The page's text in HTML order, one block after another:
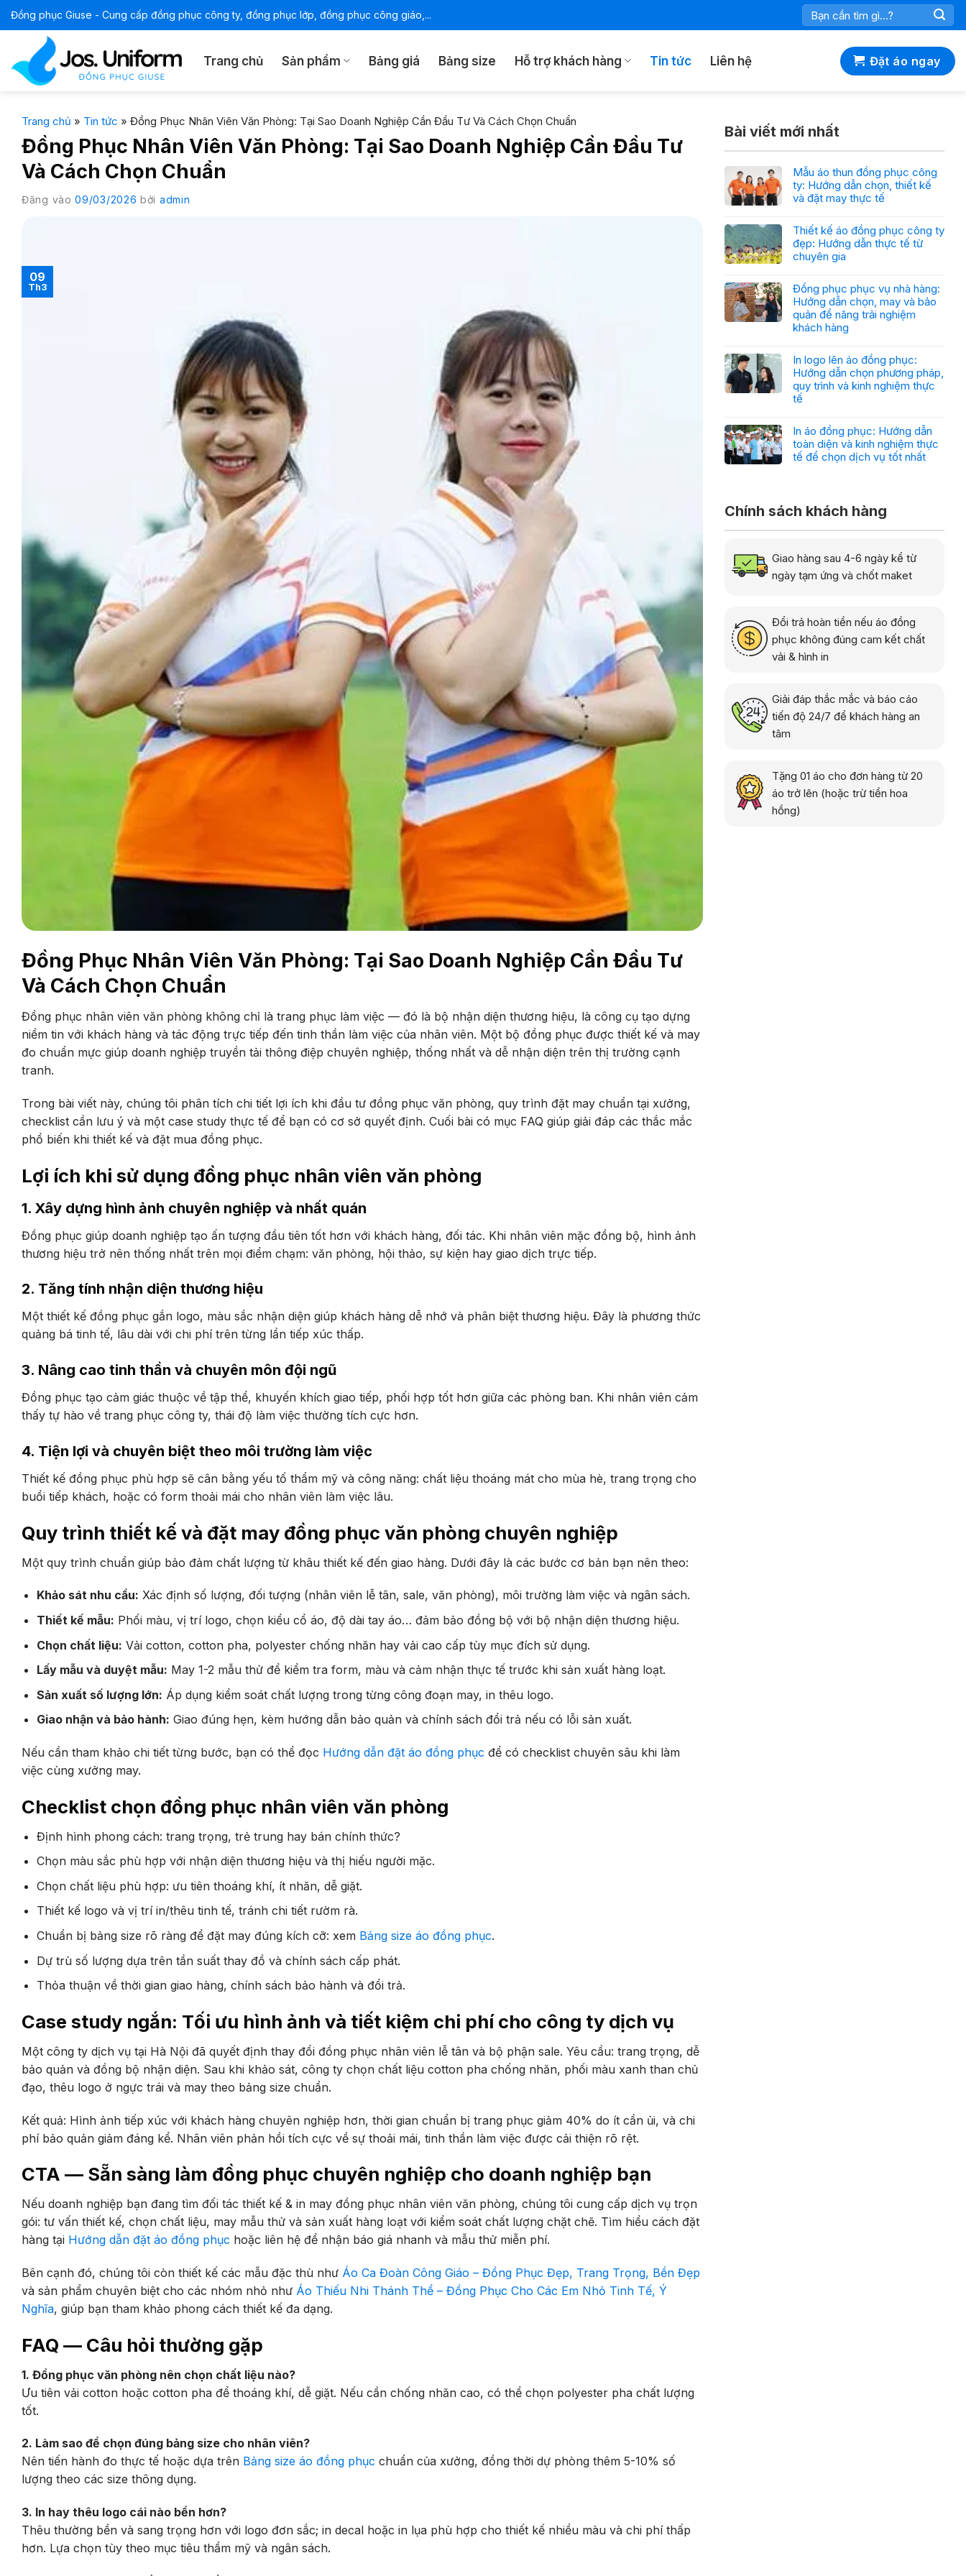
Bỏ
dung
Đồng phục Giuse - Cung cấp đồng phục công ty, đồng phục lớp, đồng phục công giáo,...
Tìm
kiếm:
Trang chủ Sản phẩm Bảng giá Bảng size Hỗ trợ khách hàng Tin tức Liên hệ Đặt áo ngay
Trang chủ » Tin tức » Đồng Phục Nhân Viên Văn Phòng: Tại Sao Doanh Nghiệp Cần Đầu Tư Và Cách Chọn Chuẩn
Đồng Phục Nhân Viên Văn Phòng: Tại Sao Doanh Nghiệp Cần Đầu Tư
Và Cách Chọn Chuẩn
Đăng vào09/03/2026 bởi admin
09
Th3
Đồng Phục Nhân Viên Văn Phòng: Tại Sao Doanh Nghiệp Cần Đầu Tư
Và Cách Chọn Chuẩn
Đồng phục nhân viên văn phòng không chỉ là trang phục làm việc — đó là bộ nhận diện thương hiệu, là công cụ tạo dựng
niềm tin với khách hàng và tác động trực tiếp đến tinh thần làm việc của nhân viên. Một bộ đồng phục được thiết kế và may
đo chuẩn mực giúp doanh nghiệp truyền tải thông điệp chuyên nghiệp, thống nhất và dễ nhận diện trên thị trường cạnh
tranh.
Trong bài viết này, chúng tôi phân tích chi tiết lợi ích khi đầu tư đồng phục văn phòng, quy trình đặt may chuẩn tại xưởng,
checklist cần lưu ý và một case study thực tế để bạn có cơ sở quyết định. Cuối bài có mục FAQ giúp giải đáp các thắc mắc
phổ biến khi thiết kế và đặt mua đồng phục.
Lợi ích khi sử dụng đồng phục nhân viên văn phòng
1. Xây dựng hình ảnh chuyên nghiệp và nhất quán
Đồng phục giúp doanh nghiệp tạo ấn tượng đầu tiên tốt hơn với khách hàng, đối tác. Khi nhân viên mặc đồng bộ, hình ảnh
thương hiệu trở nên thống nhất trên mọi điểm chạm: văn phòng, hội thảo, sự kiện hay giao dịch trực tiếp.
2. Tăng tính nhận diện thương hiệu
Một thiết kế đồng phục gắn logo, màu sắc nhận diện giúp khách hàng dễ nhớ và phân biệt thương hiệu. Đây là phương thức
quảng bá tinh tế, lâu dài với chi phí trên từng lần tiếp xúc thấp.
3. Nâng cao tinh thần và chuyên môn đội ngũ
Đồng phục tạo cảm giác thuộc về tập thể, khuyến khích giao tiếp, phối hợp tốt hơn giữa các phòng ban. Khi nhân viên cảm
thấy tự hào về trang phục công ty, thái độ làm việc thường tích cực hơn.
4. Tiện lợi và chuyên biệt theo môi trường làm việc
Thiết kế đồng phục phù hợp sẽ cân bằng yếu tố thẩm mỹ và công năng: chất liệu thoáng mát cho mùa hè, trang trọng cho
buổi tiếp khách, hoặc có form thoải mái cho nhân viên làm việc lâu.
Quy trình thiết kế và đặt may đồng phục văn phòng chuyên nghiệp
Một quy trình chuẩn giúp bảo đảm chất lượng từ khâu thiết kế đến giao hàng. Dưới đây là các bước cơ bản bạn nên theo:
Khảo sát nhu cầu: Xác định số lượng, đối tượng (nhân viên lễ tân, sale, văn phòng), môi trường làm việc và ngân sách.
Thiết kế mẫu: Phối màu, vị trí logo, chọn kiểu cổ áo, độ dài tay áo… đảm bảo đồng bộ với bộ nhận diện thương hiệu.
Chọn chất liệu: Vải cotton, cotton pha, polyester chống nhăn hay vải cao cấp tùy mục đích sử dụng.
Lấy mẫu và duyệt mẫu: May 1-2 mẫu thử để kiểm tra form, màu và cảm nhận thực tế trước khi sản xuất hàng loạt.
Sản xuất số lượng lớn: Áp dụng kiểm soát chất lượng trong từng công đoạn may, in thêu logo.
Giao nhận và bảo hành: Giao đúng hẹn, kèm hướng dẫn bảo quản và chính sách đổi trả nếu có lỗi sản xuất.
Nếu cần tham khảo chi tiết từng bước, bạn có thể đọc Hướng dẫn đặt áo đồng phục để có checklist chuyên sâu khi làm
việc cùng xưởng may.
Checklist chọn đồng phục nhân viên văn phòng
Định hình phong cách: trang trọng, trẻ trung hay bán chính thức?
Chọn màu sắc phù hợp với nhận diện thương hiệu và thị hiếu người mặc.
Chọn chất liệu phù hợp: ưu tiên thoáng khí, ít nhăn, dễ giặt.
Thiết kế logo và vị trí in/thêu tinh tế, tránh chi tiết rườm rà.
Chuẩn bị bảng size rõ ràng để đặt may đúng kích cỡ: xem Bảng size áo đồng phục.
Dự trù số lượng dựa trên tần suất thay đồ và chính sách cấp phát.
Thỏa thuận về thời gian giao hàng, chính sách bảo hành và đổi trả.
Case study ngắn: Tối ưu hình ảnh và tiết kiệm chi phí cho công ty dịch vụ
Một công ty dịch vụ tại Hà Nội đã quyết định thay đổi đồng phục nhân viên lễ tân và bộ phận sale. Yêu cầu: trang trọng, dễ
bảo quản và đồng bộ nhận diện. Sau khi khảo sát, công ty chọn chất liệu cotton pha chống nhăn, phối màu xanh than chủ
đạo, thêu logo ở ngực trái và may theo bảng size chuẩn.
Kết quả: Hình ảnh tiếp xúc với khách hàng chuyên nghiệp hơn, thời gian chuẩn bị trang phục giảm 40% do ít cần ủi, và chi
phí bảo quản giảm đáng kể. Nhân viên phản hồi tích cực về sự thoải mái, tinh thần làm việc được cải thiện rõ rệt.
CTA — Sẵn sàng làm đồng phục chuyên nghiệp cho doanh nghiệp bạn
Nếu doanh nghiệp bạn đang tìm đối tác thiết kế & in may đồng phục nhân viên văn phòng, chúng tôi cung cấp dịch vụ trọn
gói: tư vấn thiết kế, chọn chất liệu, may mẫu thử và sản xuất hàng loạt với kiểm soát chất lượng chặt chẽ. Tìm hiểu cách đặt
hàng tại Hướng dẫn đặt áo đồng phục hoặc liên hệ để nhận báo giá nhanh và mẫu thử miễn phí.
Bên cạnh đó, chúng tôi còn thiết kế các mẫu đặc thù như Áo Ca Đoàn Công Giáo – Đồng Phục Đẹp, Trang Trọng, Bền Đẹp
và sản phẩm chuyên biệt cho các nhóm nhỏ như Áo Thiếu Nhi Thánh Thể – Đồng Phục Cho Các Em Nhỏ Tinh Tế, Ý
Nghĩa, giúp bạn tham khảo phong cách thiết kế đa dạng.
FAQ — Câu hỏi thường gặp
1. Đồng phục văn phòng nên chọn chất liệu nào?
Ưu tiên vải cotton hoặc cotton pha để thoáng khí, dễ giặt. Nếu cần chống nhăn cao, có thể chọn polyester pha chất lượng
tốt.
2. Làm sao để chọn đúng bảng size cho nhân viên?
Nên tiến hành đo thực tế hoặc dựa trên Bảng size áo đồng phục chuẩn của xưởng, đồng thời dự phòng thêm 5-10% số
lượng theo các size thông dụng.
3. In hay thêu logo cái nào bền hơn?
Thêu thường bền và sang trọng hơn với logo đơn sắc; in decal hoặc in lụa phù hợp cho thiết kế nhiều màu và chi phí thấp
hơn. Lựa chọn tùy theo mục tiêu thẩm mỹ và ngân sách.
Bài viết mới nhất
Mẫu áo thun đồng phục công
ty: Hướng dẫn chọn, thiết kế
và đặt may thực tế
Thiết kế áo đồng phục công ty
đẹp: Hướng dẫn thực tế từ
chuyên gia
Đồng phục phục vụ nhà hàng:
Hướng dẫn chọn, may và bảo
quản để nâng trải nghiệm
khách hàng
In logo lên áo đồng phục:
Hướng dẫn chọn phương pháp,
quy trình và kinh nghiệm thực
tế
In áo đồng phục: Hướng dẫn
toàn diện và kinh nghiệm thực
tế để chọn dịch vụ tốt nhất
Chính sách khách hàng
Giao hàng sau 4-6 ngày kể từ
ngày tạm ứng và chốt maket
Đổi trả hoàn tiền nếu áo đồng
phục không đúng cam kết chất
vải & hình in
Giải đáp thắc mắc và báo cáo
tiến độ 24/7 để khách hàng an
tâm
Tặng 01 áo cho đơn hàng từ 20
áo trở lên (hoặc trừ tiền hoa
hồng)